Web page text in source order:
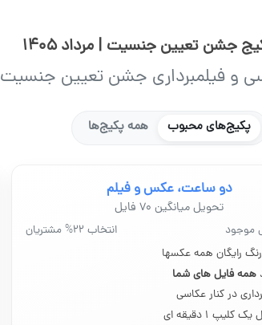
جشن تعیین جنسیت | مرداد 1405
و فیلمبرداری جشن تعیین جنسیت
پکیج‌های محبوب همه پکیج‌ها
دو ساعت، عکس و فیلم
تحویل میانگین ۷۰ فایل
انتخاب ۲۲% مشتریان
رایگان همه عکسها
همه فایل های شما
در کنار عکاسی
۱ دقیقه ای